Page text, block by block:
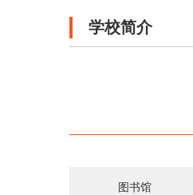
学校简介
图书馆